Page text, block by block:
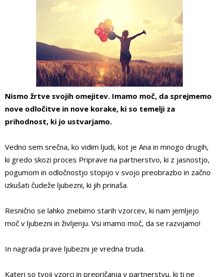
Nismo žrtve svojih omejitev. Imamo moč, da sprejmemo
nove odločitve in nove korake, ki so temelji za
prihodnost, ki jo ustvarjamo.
Vedno sem srečna, ko vidim ljudi, kot je Ana in mnogo drugih,
ki gredo skozi proces Priprave na partnerstvo, ki z jasnostjo,
pogumom in odločnostjo stopijo v svojo preobrazbo in začno
izkušati čudeže ljubezni, ki jih prinaša.
Resnično se lahko znebimo starih vzorcev, ki nam jemljejo
moč v ljubezni in življenju. Vsi imamo moč, da se razvijamo!
In nagrada prave ljubezni je vredna truda.
Kateri so tvoji vzorci in prepričanja v partnerstvu, ki ti ne